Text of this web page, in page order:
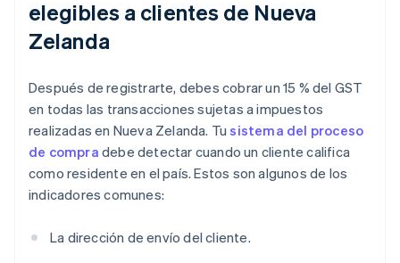
elegibles a clientes de Nueva
Zelanda
Después de registrarte, debes cobrar un 15 % del GST
en todas las transacciones sujetas a impuestos
realizadas en Nueva Zelanda. Tusistema del proceso
de compra debe detectar cuando un cliente califica
como residente en el país. Estos son algunos de los
indicadores comunes:
La dirección de envío del cliente.